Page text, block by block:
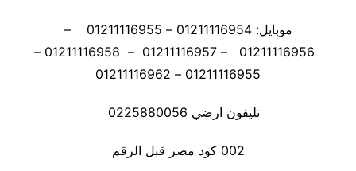
موبايل: 01211116954 – 01211116955 –
01211116956 – 01211116957 – 01211116958 –
01211116955 – 01211116962
تليفون ارضي 0225880056
002 كود مصر قبل الرقم